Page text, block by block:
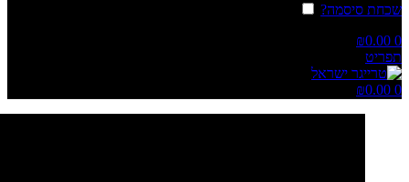
שכחת סיסמה?
0
₪0.00
תפריט
0
₪0.00